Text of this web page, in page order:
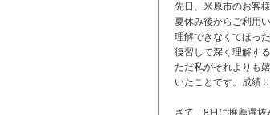
先日、米原市のお客
夏休み後からご利用
理解できなくてほっ
復習して深く理解す
ただ私がそれよりも
いたことです。成績
さて、8日に推薦選抜